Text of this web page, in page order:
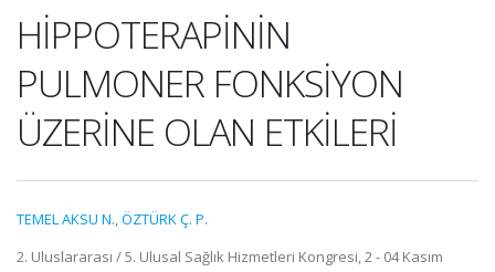
HİPPOTERAPİNİN
PULMONER FONKSİYON
ÜZERİNE OLAN ETKİLERİ
TEMEL AKSU N.,ÖZTÜRK Ç. P.
2. Uluslararası / 5. Ulusal Sağlık Hizmetleri Kongresi, 2 - 04 Kasım